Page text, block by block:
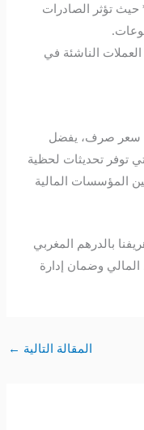
الصادرات
الناشئة في
صرف، يفضل
تحديثات لحظية
المالية
قيمة 250 هريفنا بالدرهم المغربي
وضمان إدارة
المقالة التالية←